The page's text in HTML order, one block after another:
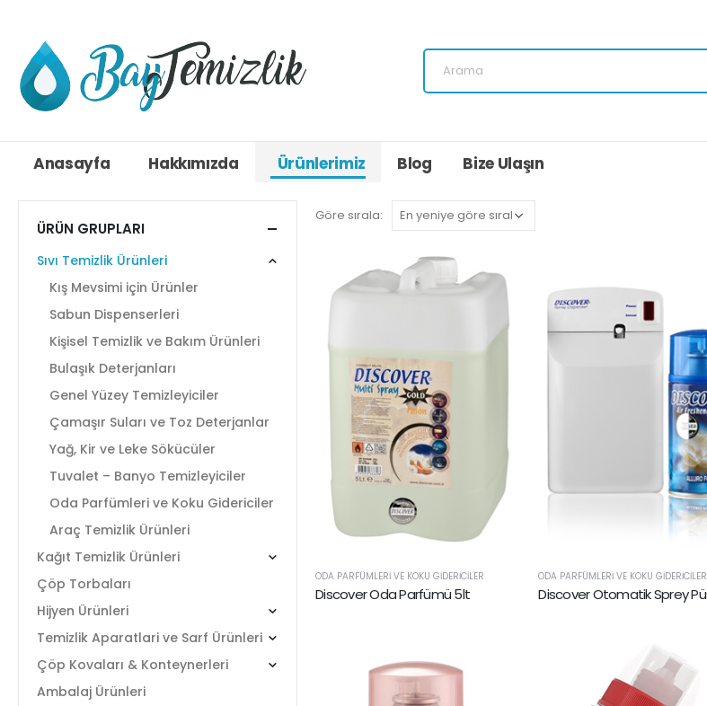
Anasayfa Hakkımızda Ürünlerimiz Blog Bize Ulaşın
Göre sırala:
ODA PARFÜMLERI VE KOKU GIDERICILER
Discover Oda Parfümü 5lt
ODA PARFÜMLERI VE KOKU GIDERICILER
ÜRÜN GRUPLARI
Sıvı Temizlik Ürünleri
Kış Mevsimi için Ürünler
Sabun Dispenserleri
Kişisel Temizlik ve Bakım Ürünleri
Bulaşık Deterjanları
Genel Yüzey Temizleyiciler
Çamaşır Suları ve Toz Deterjanlar
Yağ, Kir ve Leke Sökücüler
Tuvalet – Banyo Temizleyiciler
Oda Parfümleri ve Koku Gidericiler
Araç Temizlik Ürünleri
Kağıt Temizlik Ürünleri
Çöp Torbaları
Hijyen Ürünleri
Temizlik Aparatlari ve Sarf Ürünleri
Çöp Kovaları & Konteynerleri
Ambalaj Ürünleri